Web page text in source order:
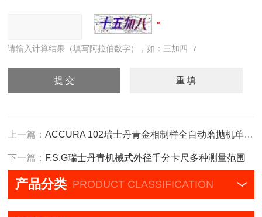
请输入计算结果（填写阿拉伯数字），如：三加四=7
上一篇：ACCURA 102瑞士丹青金相制样全自动磨抛机单双盘抛光
下一篇： F.S.G瑞士丹青机械式外径千分卡尺多种测量范围
产品分类 PRODUCT CLASSIFICATION